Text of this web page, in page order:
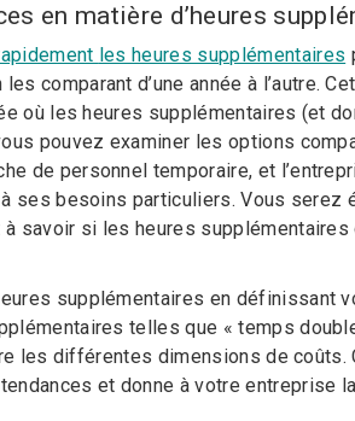
en matière d’heures
les heures supplémentaires
comparant d’une année à l’autre.
où les heures supplémentaires (et
pouvez examiner les options
de personnel temporaire, et
ses besoins particuliers. Vous serez
savoir si les heures
supplémentaires en définissant
telles que « temps
les différentes dimensions de coûts.
et donne à votre